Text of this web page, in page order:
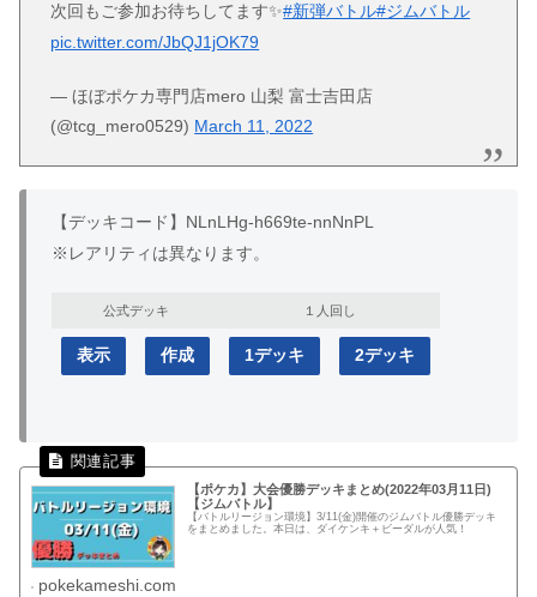
次回もご参加お待ちしてます✨#新弾バトル#ジムバトル
pic.twitter.com/JbQJ1jOK79
— ほぼポケカ専門店mero 山梨 富士吉田店
(@tcg_mero0529) March 11, 2022
【デッキコード】NLnLHg-h669te-nnNnPL
※レアリティは異なります。
公式デッキ １人回し
表示 作成 1デッキ 2デッキ
【ポケカ】大会優勝デッキまとめ(2022年03月11日)
【ジムバトル】
【バトルリージョン環境】3/11(金)開催のジムバトル優勝デッキ
をまとめました。本日は、ダイケンキ＋ビーダルが人気！
pokekameshi.com